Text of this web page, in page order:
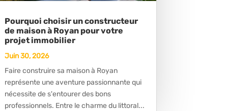
Pourquoi choisir un constructeur
de maison à Royan pour votre
projet immobilier
Juin 30, 2026
Faire construire sa maison à Royan
représente une aventure passionnante qui
nécessite de s'entourer des bons
professionnels. Entre le charme du littoral...